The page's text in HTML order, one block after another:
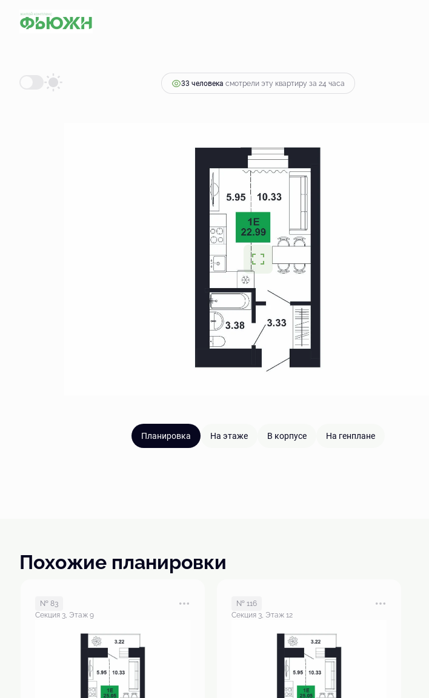
Студия22.99 м
33 человекa смотрели эту квартиру за 24 часа
Планировка На этаже В корпусе На генплане
Похожие планировки
№ 83
Секция 3, Этаж 9
№ 116
Секция 3, Этаж 12